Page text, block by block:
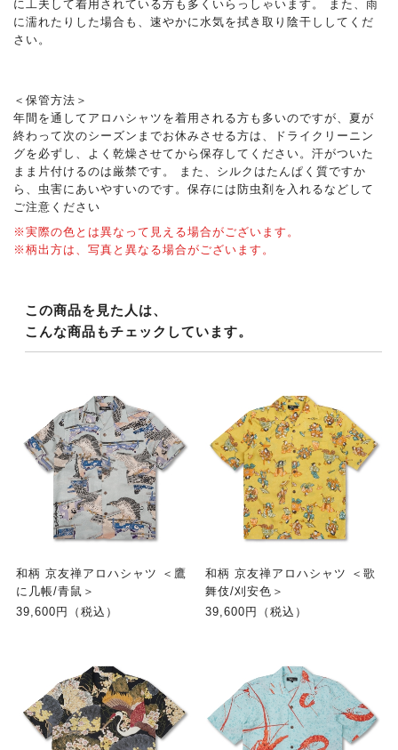
に工夫して着用されている方も多くいらっしゃいます。 また、雨
に濡れたりした場合も、速やかに水気を拭き取り陰干ししてくだ
さい。
＜保管方法＞
年間を通してアロハシャツを着用される方も多いのですが、夏が
終わって次のシーズンまでお休みさせる方は、ドライクリーニン
グを必ずし、よく乾燥させてから保存してください。汗がついた
まま片付けるのは厳禁です。 また、シルクはたんぱく質ですか
ら、虫害にあいやすいのです。保存には防虫剤を入れるなどして
ご注意ください
※実際の色とは異なって見える場合がございます。
※柄出方は、写真と異なる場合がございます。
この商品を見た人は、
こんな商品もチェックしています。
和柄 京友禅アロハシャツ ＜鷹
に几帳/青鼠＞
39,600円（税込）
和柄 京友禅アロハシャツ ＜歌
舞伎/刈安色＞
39,600円（税込）